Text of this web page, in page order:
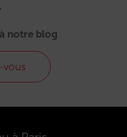
notre blog
vous